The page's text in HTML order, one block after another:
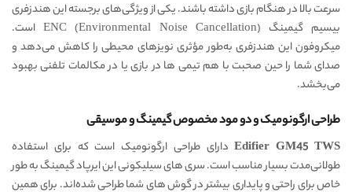
سرعت بالا در هنگام بازی داشته باشند. یکی از ویژگی‌های برجسته این هندزفری
بیسیم گیمینگ ENC (Environmental Noise Cancellation) است.
میکروفون این هندزفری به‌طور مؤثری نویزهای محیطی را کاهش می‌دهد و
صدای شما را حین صحبت با هم تیمی ها در بازی یا در مکالمات تلفنی بهبود
می‌بخشد.
طراحی ارگونومیک و دو مود مخصوص گیمینگ و موسیقی
Edifier GM45 TWSدارای طراحی ارگونومیک است که برای استفاده
طولانی‌مدت بسیار مناسب است. سری‌ های سیلیکونی این ایرپاد گیمینگ به‌ طور
خاص برای راحتی و پایداری بیشتر در گوش های شما طراحی شده‌اند. برای همین